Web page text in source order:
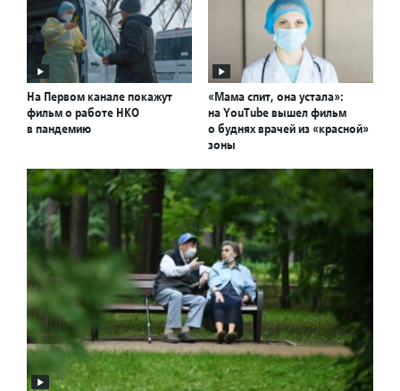
На Первом канале покажут
фильм о работе НКО
в пандемию
«Мама спит, она устала»:
на YouTube вышел фильм
о буднях врачей из «красной»
зоны